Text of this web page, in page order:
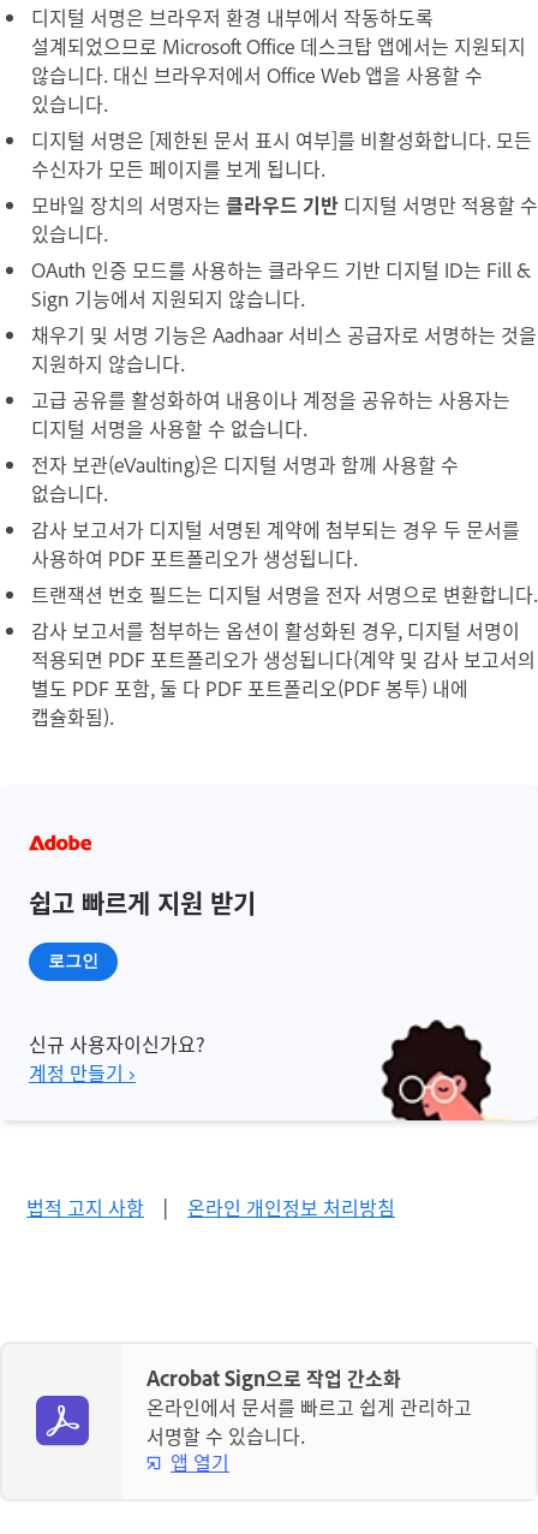
디지털 서명은 브라우저 환경 내부에서 작동하도록
설계되었으므로 Microsoft Office 데스크탑 앱에서는 지원되지
않습니다. 대신 브라우저에서 Office Web 앱을 사용할 수
있습니다.
디지털 서명은 [제한된 문서 표시 여부]를 비활성화합니다. 모든
수신자가 모든 페이지를 보게 됩니다.
모바일 장치의 서명자는 클라우드 기반 디지털 서명만 적용할 수
있습니다.
OAuth 인증 모드를 사용하는 클라우드 기반 디지털 ID는 Fill &
Sign 기능에서 지원되지 않습니다.
채우기 및 서명 기능은 Aadhaar 서비스 공급자로 서명하는 것을
지원하지 않습니다.
고급 공유를 활성화하여 내용이나 계정을 공유하는 사용자는
디지털 서명을 사용할 수 없습니다.
전자 보관(eVaulting)은 디지털 서명과 함께 사용할 수
없습니다.
감사 보고서가 디지털 서명된 계약에 첨부되는 경우 두 문서를
사용하여 PDF 포트폴리오가 생성됩니다.
트랜잭션 번호 필드는 디지털 서명을 전자 서명으로 변환합니다.
감사 보고서를 첨부하는 옵션이 활성화된 경우, 디지털 서명이
적용되면 PDF 포트폴리오가 생성됩니다(계약 및 감사 보고서의
별도 PDF 포함, 둘 다 PDF 포트폴리오(PDF 봉투) 내에
캡슐화됨).
쉽고 빠르게 지원 받기
로그인
신규 사용자이신가요?
계정 만들기 ›
법적 고지 사항 | 온라인 개인정보 처리방침
Acrobat Sign으로 작업 간소화
온라인에서 문서를 빠르고 쉽게 관리하고
서명할 수 있습니다.
앱 열기